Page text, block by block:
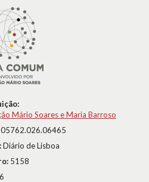
Mário Soares e Maria Barroso
05762.026.06465
Diário de Lisboa
5158